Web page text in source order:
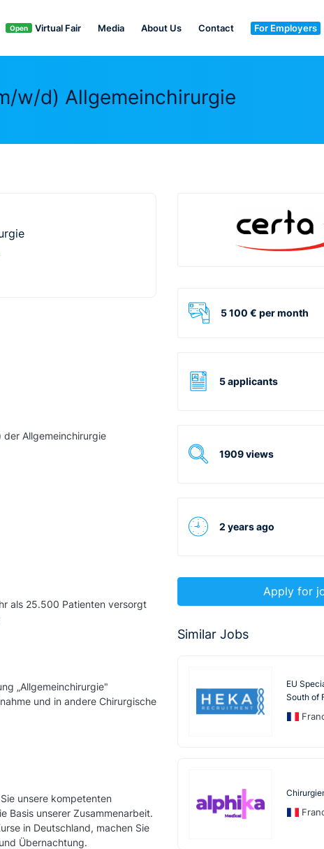
Open Virtual Fair Media About Us Contact For Employers
w/d) Allgemeinchirurgie
Allgemeinchirurgie
als 25.500 Patienten versorgt
„Allgemeinchirurgie"
und in andere Chirurgische
unsere kompetenten
Basis unserer Zusammenarbeit.
in Deutschland, machen Sie
Übernachtung.
5 100 € per month
5 applicants
1909 views
2 years ago
Apply for
Similar Jobs
EU
South of